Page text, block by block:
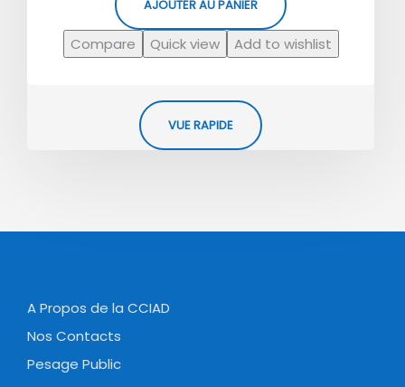
AJOUTER AU PANIER
Compare Quick view Add to wishlist
VUE RAPIDE
A Propos de la CCIAD
Nos Contacts
Pesage Public